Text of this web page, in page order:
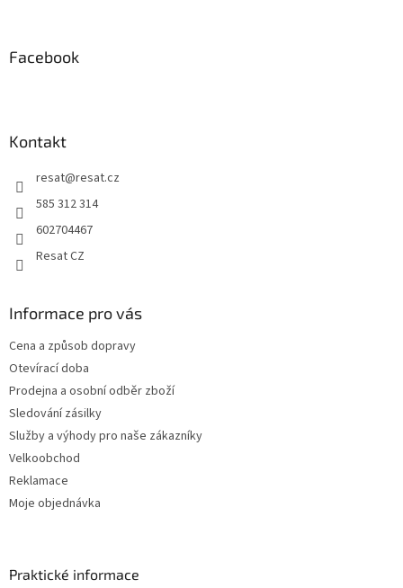
Facebook
Kontakt
resat@resat.cz
585 312 314
602704467
Resat CZ
Informace pro vás
Cena a způsob dopravy
Otevírací doba
Prodejna a osobní odběr zboží
Sledování zásilky
Služby a výhody pro naše zákazníky
Velkoobchod
Reklamace
Moje objednávka
Praktické informace